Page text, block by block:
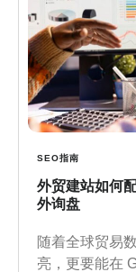
SEO指南
外贸建站如何
外询盘
随着全球贸易
亮，更要能在